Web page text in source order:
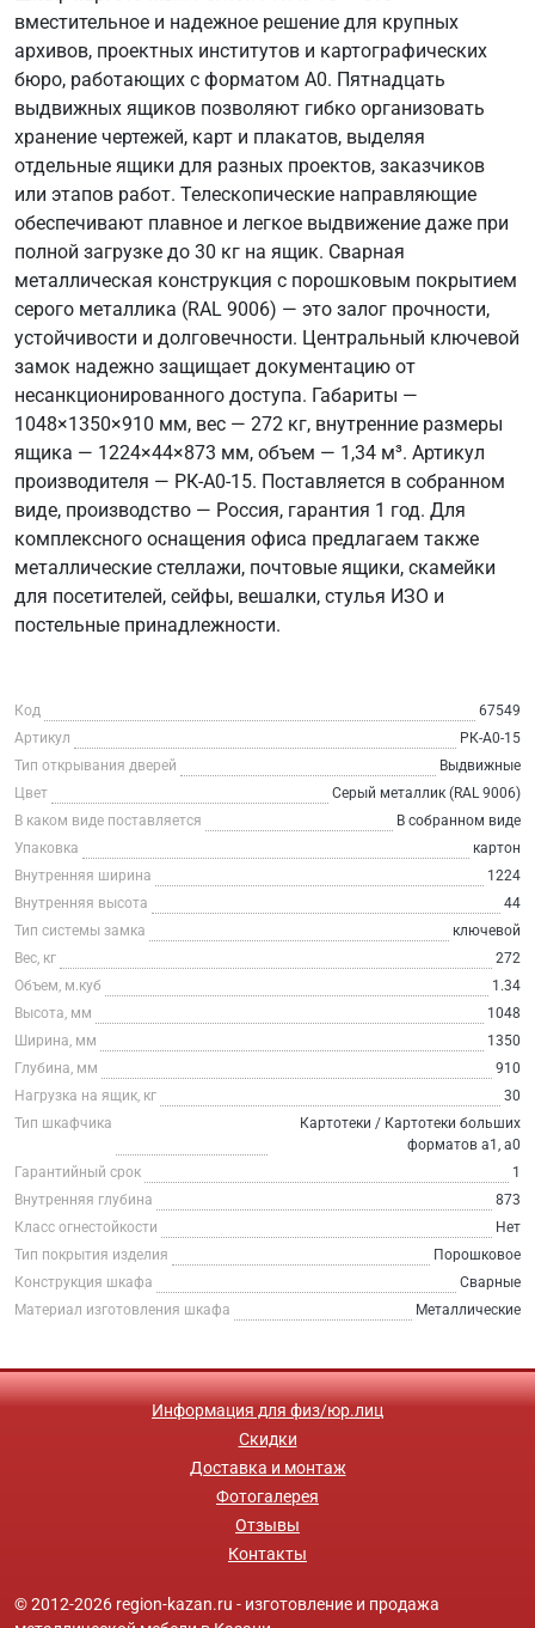
вместительное и надежное решение для крупных
архивов, проектных институтов и картографических
бюро, работающих с форматом А0. Пятнадцать
выдвижных ящиков позволяют гибко организовать
хранение чертежей, карт и плакатов, выделяя
отдельные ящики для разных проектов, заказчиков
или этапов работ. Телескопические направляющие
обеспечивают плавное и легкое выдвижение даже при
полной загрузке до 30 кг на ящик. Сварная
металлическая конструкция с порошковым покрытием
серого металлика (RAL 9006) — это залог прочности,
устойчивости и долговечности. Центральный ключевой
замок надежно защищает документацию от
несанкционированного доступа. Габариты —
1048×1350×910 мм, вес — 272 кг, внутренние размеры
ящика — 1224×44×873 мм, объем — 1,34 м³. Артикул
производителя — РК-А0-15. Поставляется в собранном
виде, производство — Россия, гарантия 1 год. Для
комплексного оснащения офиса предлагаем также
металлические стеллажи, почтовые ящики, скамейки
для посетителей, сейфы, вешалки, стулья ИЗО и
постельные принадлежности.
Код
67549
Артикул
РК-А0-15
Тип открывания дверей
Выдвижные
Цвет
Серый металлик (RAL 9006)
В каком виде поставляется
В собранном виде
Упаковка
картон
Внутренняя ширина
1224
Внутренняя высота
44
Тип системы замка
ключевой
Вес, кг
272
Объем, м.куб
1.34
Высота, мм
1048
Ширина, мм
1350
Глубина, мм
910
Нагрузка на ящик, кг
30
Тип шкафчика
Картотеки / Картотеки больших
форматов а1, а0
Гарантийный срок
1
Внутренняя глубина
873
Класс огнестойкости
Нет
Тип покрытия изделия
Порошковое
Конструкция шкафа
Сварные
Материал изготовления шкафа
Металлические
Информация для физ/юр.лиц
Скидки
Доставка и монтаж
Фотогалерея
Отзывы
Контакты
© 2012-2026 region-kazan.ru - изготовление и продажа